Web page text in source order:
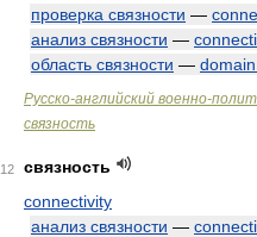
проверка связности —
анализ связности —
область связности —
Русско-английский военно-
связность
12
связность
connectivity
анализ связности —